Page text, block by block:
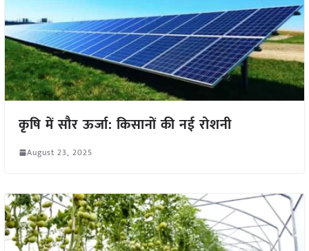
कृषि में सौर ऊर्जा: किसानों की नई रोशनी
August 23, 2025